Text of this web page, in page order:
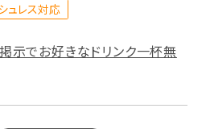
ュレス対応
示でお好きなドリンク一杯無